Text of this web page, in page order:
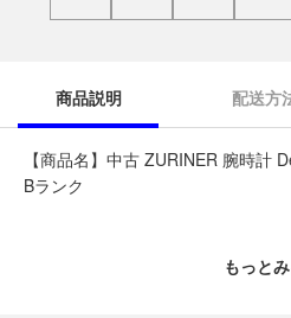
商品説明 配送方
【商品名】中古 ZURINER 腕時計
Bランク
もっと